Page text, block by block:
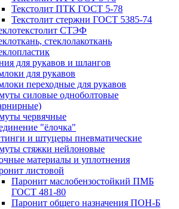
Текстолит ПТК ГОСТ 5-78
Текстолит стержни ГОСТ 5385-74
СТЭФ
стеклолакоткань
для рукавов и шлангов
для рукавов
переходные для рукавов
силовые одноболтовые
червячные
"ёлочка"
и штуцеры пневматические
стяжки нейлоновые
материалы и уплотнения
листовой
Паронит маслобензостойкий ПМБ
ГОСТ 481-80
Паронит общего назначения ПОН-Б